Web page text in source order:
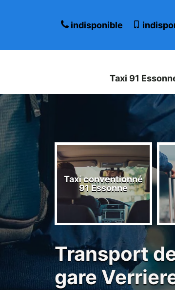
indisponible
Taxi 91
Taxi conventionné
91 Essonne
Transport
gare